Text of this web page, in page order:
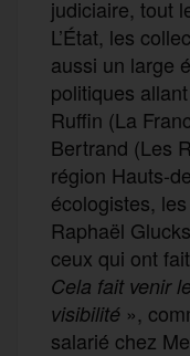
judiciaire, tout
L’État, les
aussi un large
politiques
Ruffin (La
Bertrand (Les
région Hauts-
écologistes,
Raphaël
ceux qui ont
Cela fait venir
visibilité »,
salarié chez